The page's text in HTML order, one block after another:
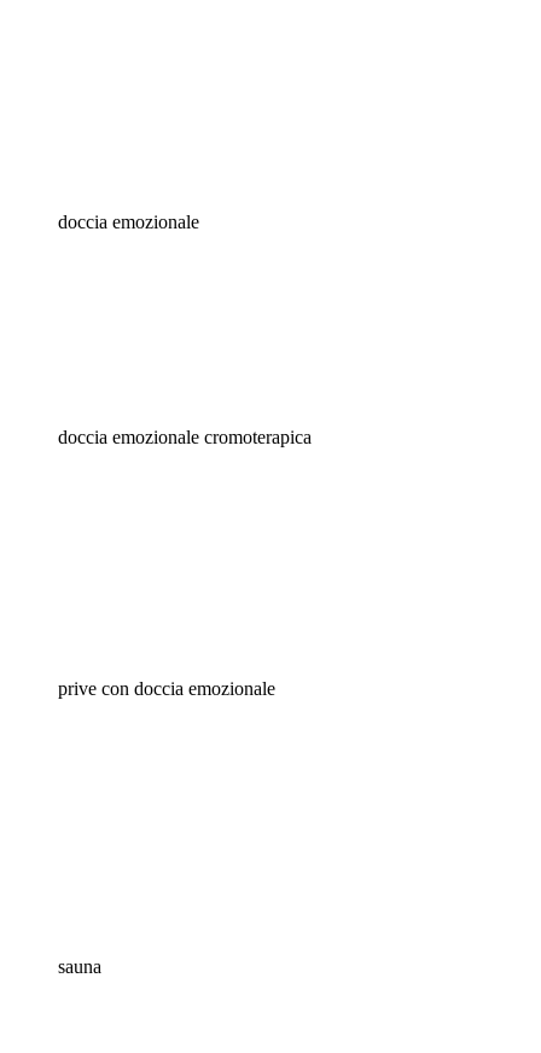
doccia emozionale
doccia emozionale cromoterapica
prive con doccia emozionale
sauna